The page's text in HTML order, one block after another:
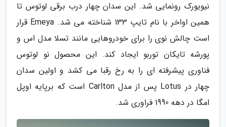
نیویورک رونمایی شد. این سدان چهار درب برقی لوتوس تا
همین اواخر با نام تایپ 133 شناخته می شد. Emeya قرار
است چالش نوی را برای خودروهایی مانند تسلا مدل اس و
پورشه تایکان توربو ایجاد کند. این محصول نو لوتوس
فناوری پیشرفته ای را به رخ رقبا می کشد و اولین سدان
چهار در Lotus پس از مدل Carlton است که برپایه اوپل
امگا در دهه 1990 فراوری شد.